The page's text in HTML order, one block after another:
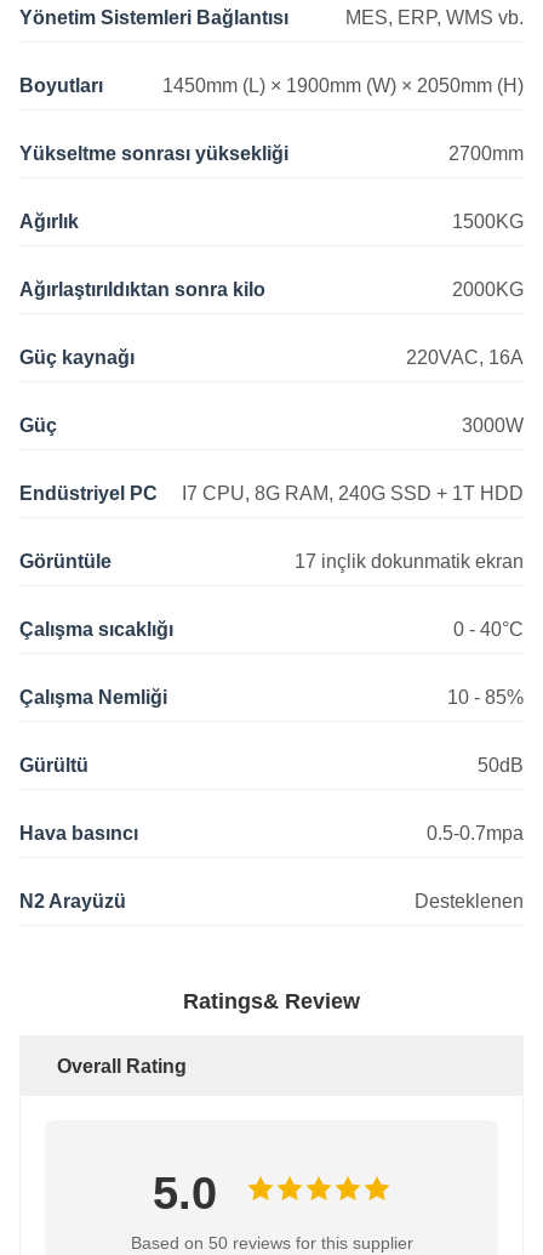
Yönetim Sistemleri Bağlantısı MES, ERP, WMS vb.
Boyutları 1450mm (L) × 1900mm (W) × 2050mm (H)
Yükseltme sonrası yüksekliği 2700mm
Ağırlık 1500KG
Ağırlaştırıldıktan sonra kilo 2000KG
Güç kaynağı 220VAC, 16A
Güç 3000W
Endüstriyel PC I7 CPU, 8G RAM, 240G SSD + 1T HDD
Görüntüle 17 inçlik dokunmatik ekran
Çalışma sıcaklığı 0 - 40°C
Çalışma Nemliği 10 - 85%
Gürültü 50dB
Hava basıncı 0.5-0.7mpa
N2 Arayüzü Desteklenen
Ratings& Review
Overall Rating
5.0
Based on 50 reviews for this supplier